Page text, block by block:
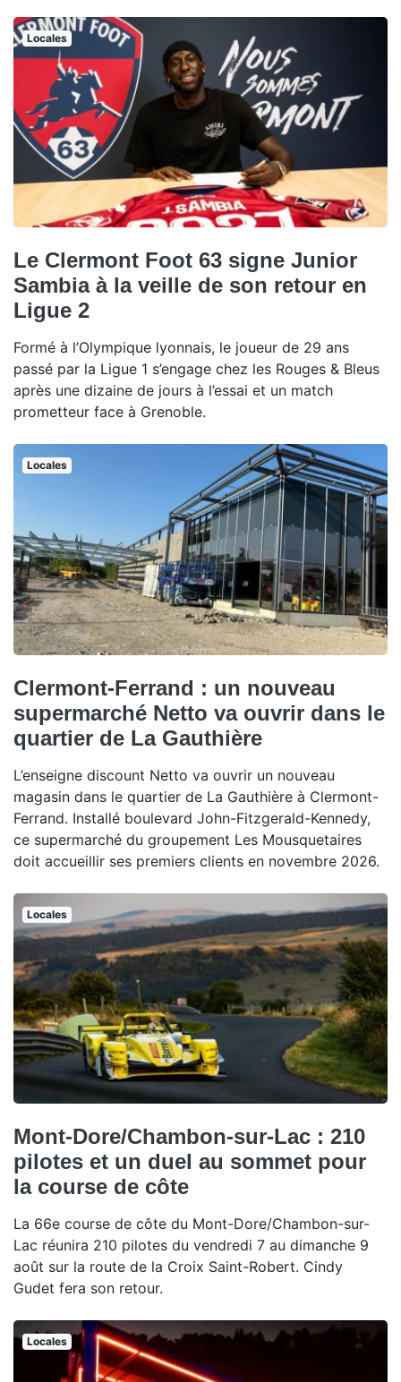
Locales
Le Clermont Foot 63 signe Junior
Sambia à la veille de son retour en
Ligue 2
Formé à l’Olympique lyonnais, le joueur de 29 ans
passé par la Ligue 1 s’engage chez les Rouges & Bleus
après une dizaine de jours à l’essai et un match
prometteur face à Grenoble.
Locales
Clermont-Ferrand : un nouveau
supermarché Netto va ouvrir dans le
quartier de La Gauthière
L’enseigne discount Netto va ouvrir un nouveau
magasin dans le quartier de La Gauthière à Clermont-
Ferrand. Installé boulevard John-Fitzgerald-Kennedy,
ce supermarché du groupement Les Mousquetaires
doit accueillir ses premiers clients en novembre 2026.
Locales
Mont-Dore/Chambon-sur-Lac : 210
pilotes et un duel au sommet pour
la course de côte
La 66e course de côte du Mont-Dore/Chambon-sur-
Lac réunira 210 pilotes du vendredi 7 au dimanche 9
août sur la route de la Croix Saint-Robert. Cindy
Gudet fera son retour.
Locales